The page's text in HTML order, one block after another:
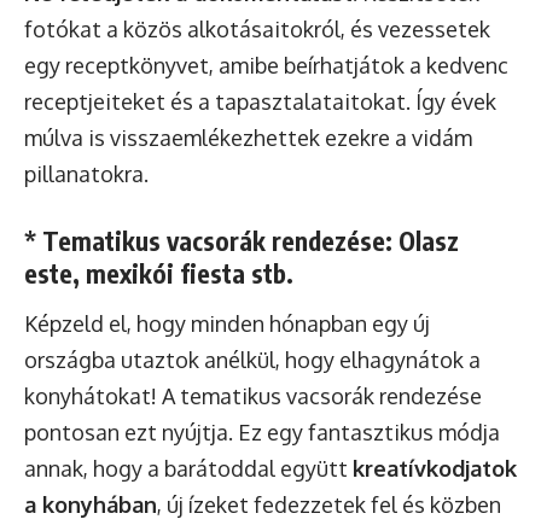
fotókat a közös alkotásaitokról, és vezessetek
egy receptkönyvet, amibe beírhatjátok a kedvenc
receptjeiteket és a tapasztalataitokat. Így évek
múlva is visszaemlékezhettek ezekre a vidám
pillanatokra.
* Tematikus vacsorák rendezése: Olasz
este, mexikói fiesta stb.
Képzeld el, hogy minden hónapban egy új
országba utaztok anélkül, hogy elhagynátok a
konyhátokat! A tematikus vacsorák rendezése
pontosan ezt nyújtja. Ez egy fantasztikus módja
annak, hogy a barátoddal együtt kreatívkodjatok
a konyhában, új ízeket fedezzetek fel és közben